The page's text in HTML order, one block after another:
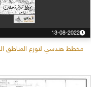
13-08-2022
مخطط هندسي لتوزع المناطق